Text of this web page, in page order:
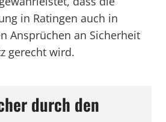
in Ratingen auch in
Ansprüchen an Sicherheit
gerecht wird.
durch den